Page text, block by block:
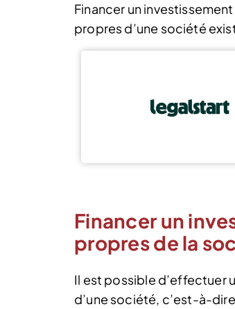
Financer un
propres d’une société
Financer un
propres de la
Il est possible d’effectuer
d’une société, c’est-à-